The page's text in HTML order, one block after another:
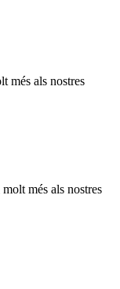
més als nostres
més als nostres